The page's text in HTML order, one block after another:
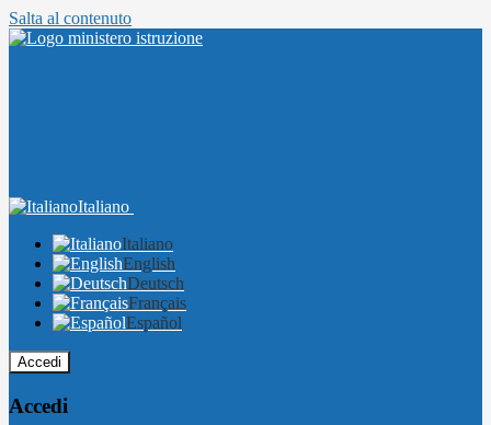
Salta al contenuto
Italiano
Italiano
English
Deutsch
Français
Español
Accedi
Accedi